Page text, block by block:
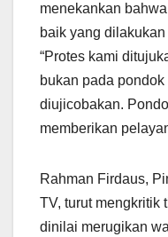
menekankan
baik yang
“Protes kami
bukan pada
diujicobakan.
memberikan
Rahman Firdaus,
TV, turut mengkritik
dinilai merugikan